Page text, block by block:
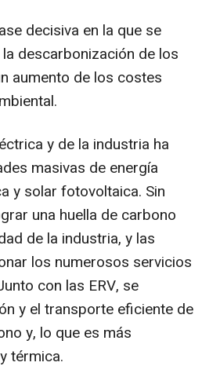
decisiva en la que se
descarbonización de los
aumento de los costes
y de la industria ha
masivas de energía
y solar fotovoltaica. Sin
una huella de carbono
de la industria, y las
los numerosos servicios
con las ERV, se
y el transporte eficiente de
y, lo que es más
térmica.